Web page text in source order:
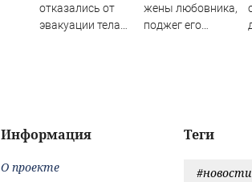
отказались от
эвакуации тела
жены любовника,
поджег его
Теги
Информация
О проекте